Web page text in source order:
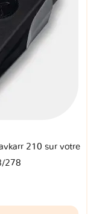
210 sur votre
278